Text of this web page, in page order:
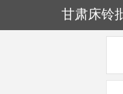
甘肃床铃